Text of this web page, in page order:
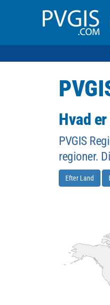
Hvad
PVGIS
regioner.
Efter Land
017.5